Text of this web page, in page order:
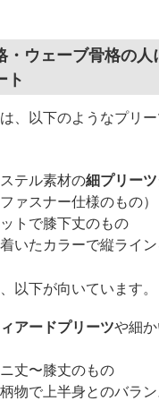
・ウェーブ骨格の
ト
、以下のようなプリ
テル素材の細プリー
ァスナー仕様のもの）
トで膝下丈のもの
いたカラーで縦ライ
以下が向いています。
アードプリーツや細
丈〜膝丈のもの
物で上半身とのバラ